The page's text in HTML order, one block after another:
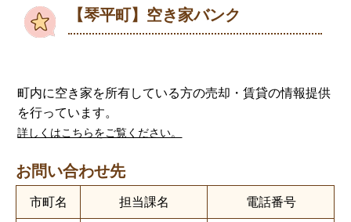
【琴平町】空き家バンク
町内に空き家を所有している方の売却・賃貸の情報提供
を行っています。
詳しくはこちらをご覧ください。
お問い合わせ先
市町名 担当課名 電話番号